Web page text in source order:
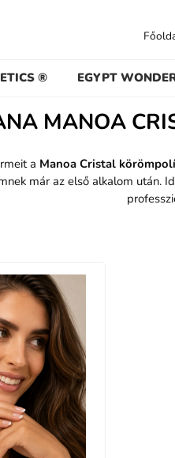
® EGYPT
MANOA
a Manoa Cristal
már az első alkalom után.